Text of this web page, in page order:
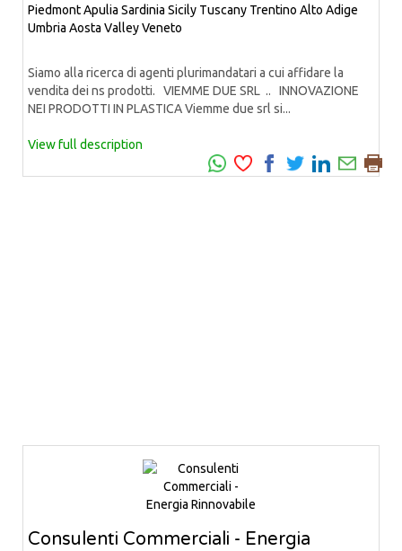
PiedmontApulia Sardinia Sicily Tuscany Trentino Alto Adige
Umbria Aosta ValleyVeneto
Siamo alla ricerca di agenti plurimandatari a cui affidare la
vendita dei ns prodotti. VIEMME DUE SRL .. INNOVAZIONE
NEI PRODOTTI IN PLASTICA Viemme due srl si...
View full description
Consulenti Commerciali - Energia